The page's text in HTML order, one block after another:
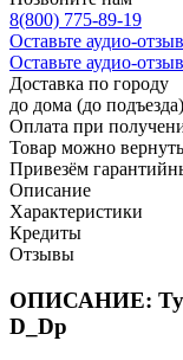
8(800) 775-89-19
Оставьте аудио-
Оставьте аудио-
Доставка по городу
до дома (до
Оплата при
Товар можно
Привезём
Описание
Характеристики
Кредиты
Отзывы
ОПИСАНИЕ:
D_Dp